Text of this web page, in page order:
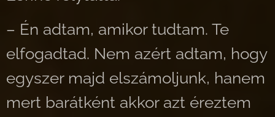
– Én adtam, amikor tudtam. Te
elfogadtad. Nem azért adtam, hogy
egyszer majd elszámoljunk, hanem
mert barátként akkor azt éreztem